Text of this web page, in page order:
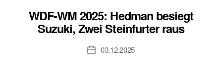
WDF-WM 2025: Hedman besiegt
Suzuki, Zwei Steinfurter raus
Veröffentlichungsdatum
03.12.2025